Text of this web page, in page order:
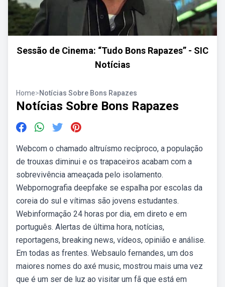
Sessão de Cinema: “Tudo Bons Rapazes” - SIC
Notícias
Home>Notícias Sobre Bons Rapazes
Notícias Sobre Bons Rapazes
Webcom o chamado altruísmo recíproco, a população
de trouxas diminui e os trapaceiros acabam com a
sobrevivência ameaçada pelo isolamento.
Webpornografia deepfake se espalha por escolas da
coreia do sul e vítimas são jovens estudantes.
Webinformação 24 horas por dia, em direto e em
português. Alertas de última hora, notícias,
reportagens, breaking news, vídeos, opinião e análise.
Em todas as frentes. Websaulo fernandes, um dos
maiores nomes do axé music, mostrou mais uma vez
que é um ser de luz ao visitar um fã que está em